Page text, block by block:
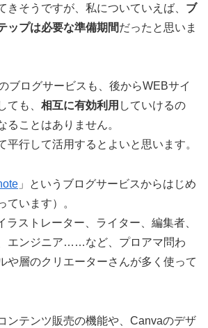
きそうですが、私についていえば、 ブ
ップは必要な準備期間だったと思いま
ブログサービスも、後からWEBサイ
ても、 相互に有効利用 していけるの
ることはありません。
平行して活用するとよいと思います。
」というブログサービスからはじめ
ています）。
ラストレーター、ライター、編集者、
エンジニア……など、プロアマ問わ
や層のクリエーターさんが多く使って
ンテンツ販売の機能や、Canvaのデザ